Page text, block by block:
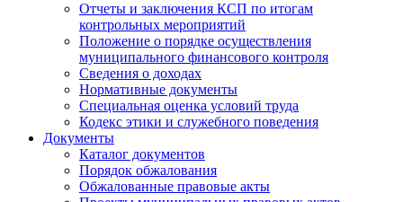
Отчеты и заключения КСП по итогам
контрольных мероприятий
Положение о порядке осуществления
муниципального финансового контроля
Сведения о доходах
Нормативные документы
Специальная оценка условий труда
Кодекс этики и служебного поведения
Документы
Каталог документов
Порядок обжалования
Обжалованные правовые акты